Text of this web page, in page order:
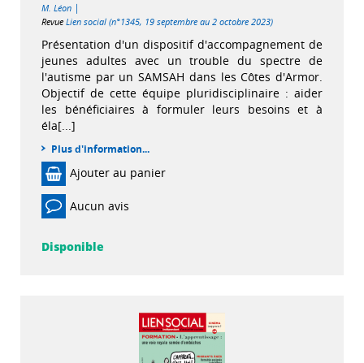
M. Léon |
Revue Lien social (n°1345, 19 septembre au 2 octobre 2023)
Présentation d'un dispositif d'accompagnement de
jeunes adultes avec un trouble du spectre de
l'autisme par un SAMSAH dans les Côtes d'Armor.
Objectif de cette équipe pluridisciplinaire : aider
les bénéficiaires à formuler leurs besoins et à
éla[...]
Plus d'information...
Ajouter au panier
Aucun avis
Disponible